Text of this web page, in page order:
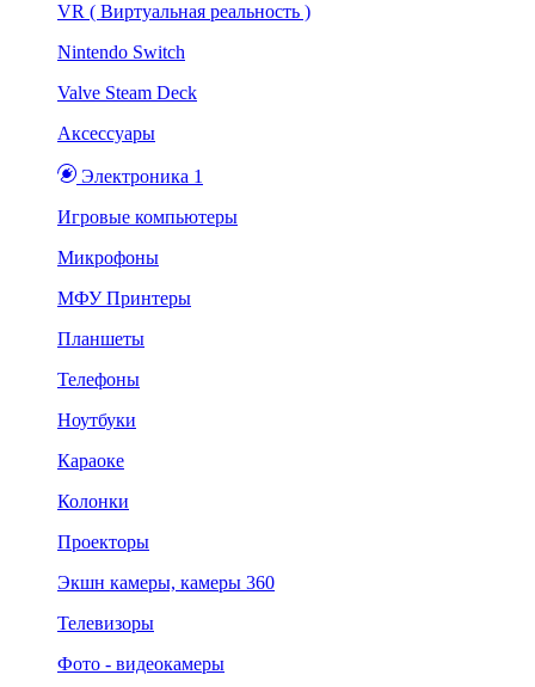
VR ( Виртуальная реальность )
Nintendo Switch
Valve Steam Deck
Аксессуары
Электроника 1
Игровые компьютеры
Микрофоны
МФУ Принтеры
Планшеты
Телефоны
Ноутбуки
Караоке
Колонки
Проекторы
Экшн камеры, камеры 360
Телевизоры
Фото - видеокамеры